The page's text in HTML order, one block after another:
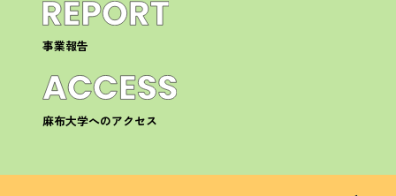
事業報告
麻布大学へのアクセス